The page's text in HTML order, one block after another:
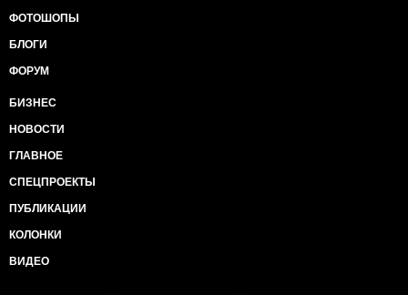
ФОТОШОПЫ
БЛОГИ
ФОРУМ
БИЗНЕС
НОВОСТИ
ГЛАВНОЕ
СПЕЦПРОЕКТЫ
ПУБЛИКАЦИИ
КОЛОНКИ
ВИДЕО